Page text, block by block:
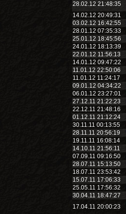
28.02.12 21:48:35
14.02.12 20:49:31
03.02.12 16:42:55
28.01.12 07:35:33
25.01.12 18:45:56
24.01.12 18:13:39
22.01.12 11:56:13
14.01.12 09:47:22
11.01.12 22:50:06
11.01.12 11:24:17
09.01.12 04:34:22
06.01.12 23:27:01
27.12.11 21:22:23
22.12.11 21:48:16
01.12.11 21:12:24
30.11.11 00:13:55
28.11.11 20:56:19
19.11.11 16:08:14
14.10.11 21:56:11
07.09.11 09:16:50
28.07.11 15:13:50
18.07.11 23:53:42
15.07.11 17:06:33
25.05.11 17:56:32
30.04.11 18:47:27
17.04.11 20:00:23